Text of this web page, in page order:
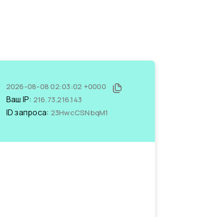
2026-08-08 02:03:02 +0000
Ваш IP: 216.73.216.143
ID запроса: 23HwcCSNbqM1